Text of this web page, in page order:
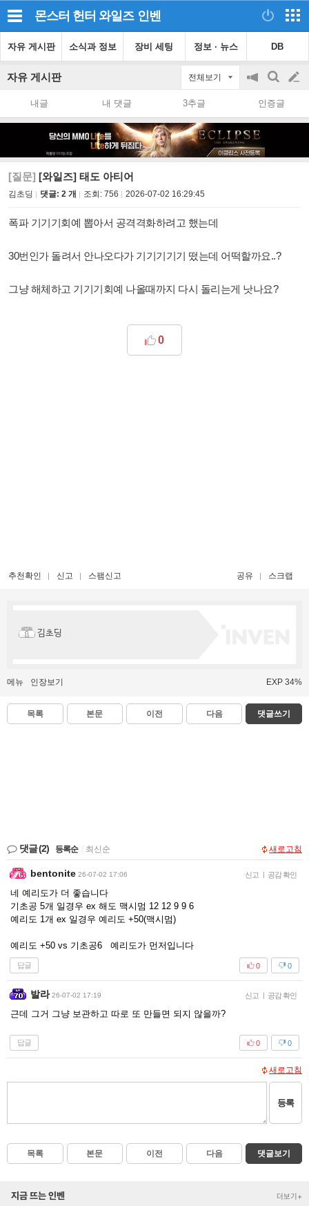
몬스터 헌터 와일즈 인벤
자유 게시판 소식과 정보 장비 세팅 정보 · 뉴스 DB
자유 게시판 전체보기
공
on/off
검
색
글
쓰
내글 내 댓글 3추글 인증글
[질문] [와일즈] 태도 아티어
김초딩 댓글: 2 개 조회: 756 2026-07-02 16:29:45
폭파 기기기회예 뽑아서 공격격화하려고 했는데
30번인가 돌려서 안나오다가 기기기기기 떴는데 어떡할까요..?
그냥 해체하고 기기기회예 나올때까지 다시 돌리는게 낫나요?
0
추천확인 신고 스팸신고 공유 스크랩
김초딩
메뉴 인장보기 EXP 34%
목록 본문 이전 다음 댓글쓰기
댓글(2) 등록순 최신순 새로고침
bentonite 26-07-02 17:06 신고 | 공감 확인
네 예리도가 더 좋습니다
기초공 5개 일경우 ex 해도 맥시멈 12 12 9 9 6
예리도 1개 ex 일경우 예리도 +50(맥시멈)
예리도 +50 vs 기초공6 예리도가 먼저입니다
답글 0
0
발라 26-07-02 17:19 신고 | 공감 확인
근데 그거 그냥 보관하고 따로 또 만들면 되지 않을까?
답글 0
0
새로고침
등록
목록 본문 이전 다음 댓글보기
지금 뜨는 인벤 더보기+